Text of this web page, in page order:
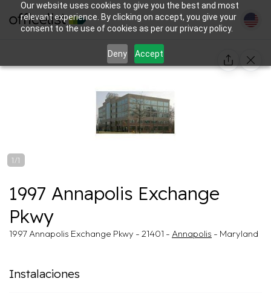
Our website uses cookies to give you the best and most
relevant experience. By clicking on accept, you give your
consent to the use of cookies as per our privacy policy.
Deny Accept
1/1
1997 Annapolis Exchange
Pkwy
1997 Annapolis Exchange Pkwy - 21401 - Annapolis - Maryland
Instalaciones